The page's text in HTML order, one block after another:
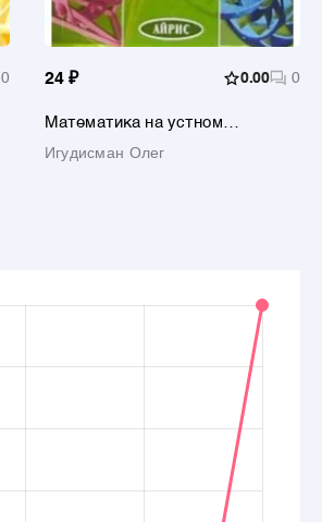
0 24 ₽ 0.00 0
Математика на устном
Игудисман Олег